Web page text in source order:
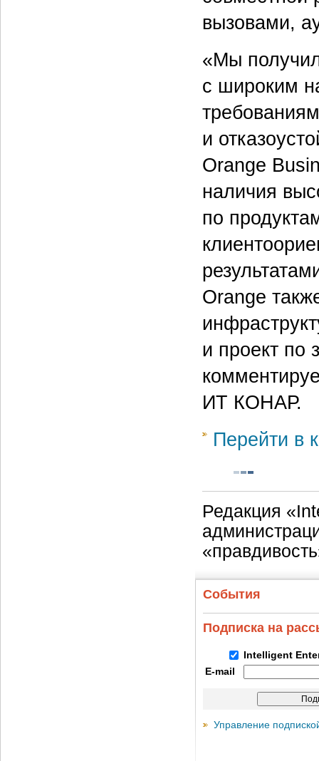
вызовами,
«Мы
с широким
и
Orange
наличия
по
Orange
и проект по
ИТ КОНАР.
Перейти в
Редакция
События
Подписка на
Intelligent
E-mail
Управление